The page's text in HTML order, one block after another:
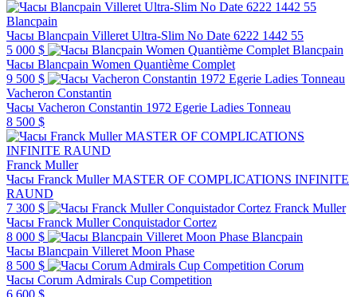
Blancpain
Часы Blancpain Villeret Ultra-Slim No Date 6222 1442 55
5 000 $
Blancpain
Часы Blancpain Women Quantième Complet
9 500 $
Vacheron Constantin
Часы Vacheron Constantin 1972 Egerie Ladies Tonneau
8 500 $
Franck Muller
Часы Franck Muller MASTER OF COMPLICATIONS INFINITE
RAUND
7 300 $
Franck Muller
Часы Franck Muller Conquistador Cortez
8 000 $
Blancpain
Часы Blancpain Villeret Moon Phase
8 500 $
Corum
Часы Corum Admirals Cup Competition
6 600 $